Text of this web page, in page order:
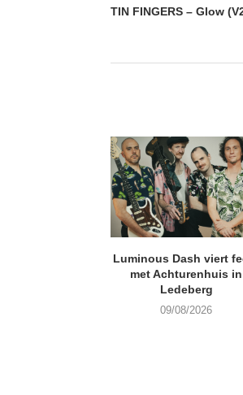
TIN FINGERS – Glow
Luminous Dash viert
met Achturenhuis in
Ledeberg
09/08/2026